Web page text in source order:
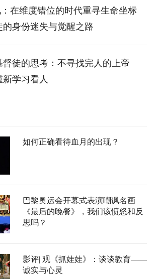
在维度错位的时代重寻生命坐标
身份迷失与觉醒之路
督徒的思考：不寻找完人的上帝
学习看人
如何正确看待血月的出现？
巴黎奥运会开幕式表演嘲讽名画
《最后的晚餐》，我们该愤怒和反
思吗？
影评| 观《抓娃娃》：谈谈教育——
诚实与心灵